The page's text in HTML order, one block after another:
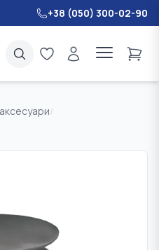
+38 (050) 300-02-90
/